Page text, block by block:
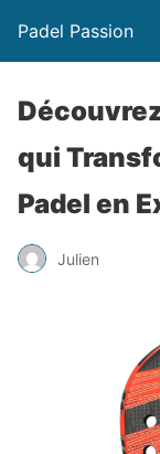
Padel Passion
qui
Padel en
Julien